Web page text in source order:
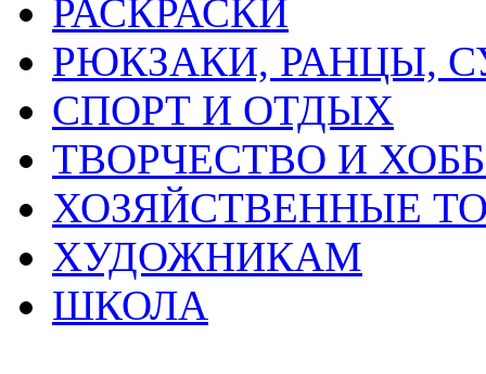
РАСКРАСКИ
РЮКЗАКИ, РАНЦЫ,
СПОРТ И ОТДЫХ
ТВОРЧЕСТВО И
ХОЗЯЙСТВЕННЫЕ
ХУДОЖНИКАМ
ШКОЛА